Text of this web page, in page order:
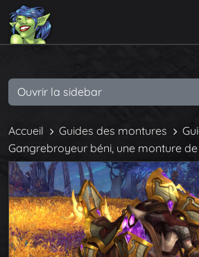
Accueil Guides des montures
Gangrebroyeur béni, une monture
Ouvrir la sidebar